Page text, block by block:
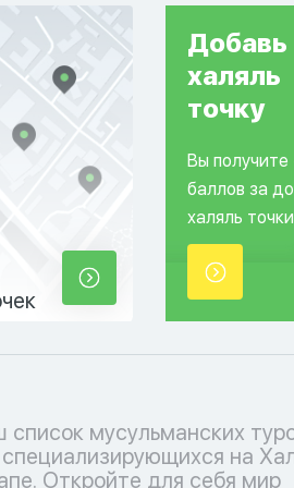
Добавь
халяль
точку
Вы получите
баллов за
халяль
список мусульманских
на
Откройте для себя мир
исламских традиций.
с нашими
наполнен умиротворением и